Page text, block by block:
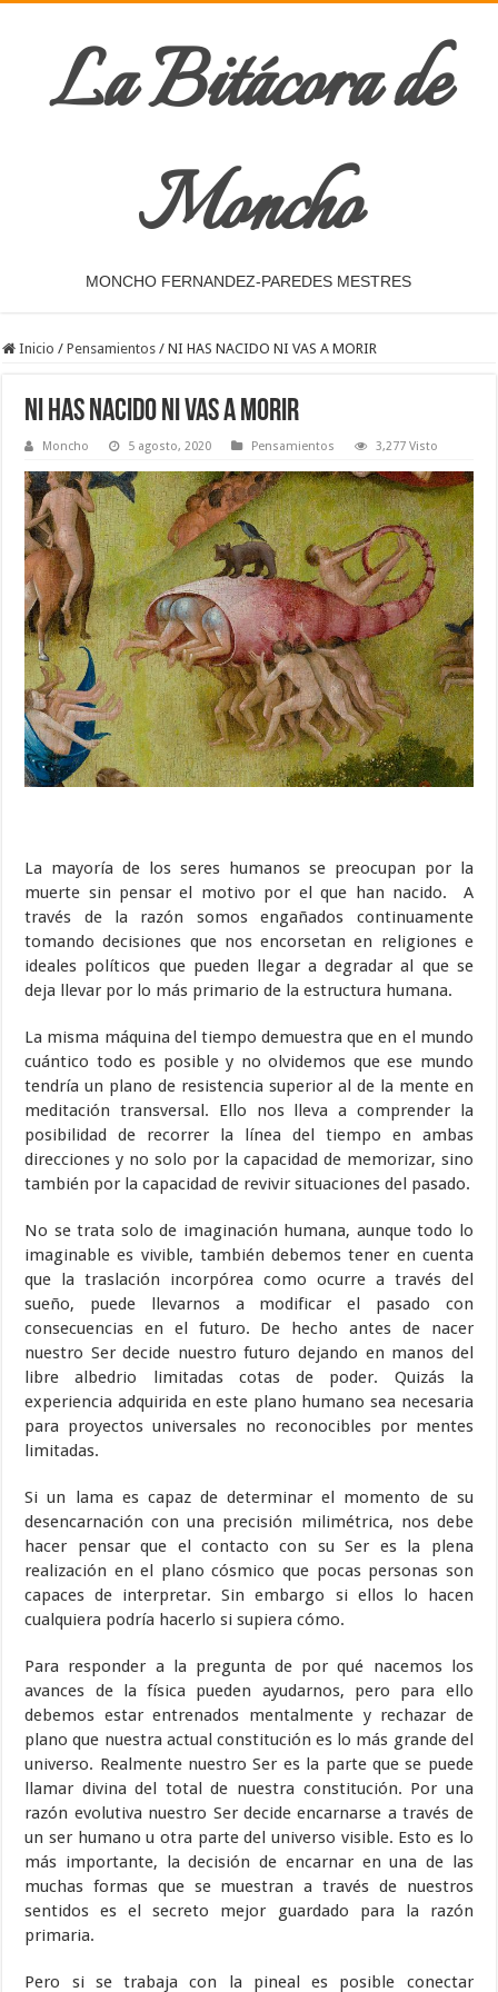
La Bitácora de
Moncho
MONCHO FERNANDEZ-PAREDES MESTRES
Inicio / Pensamientos / NI HAS NACIDO NI VAS A MORIR
NI HAS NACIDO NI VAS A MORIR
Moncho 5 agosto, 2020 Pensamientos 3,277 Visto
La mayoría de los seres humanos se preocupan por la
muerte sin pensar el motivo por el que han nacido. A
través de la razón somos engañados continuamente
tomando decisiones que nos encorsetan en religiones e
ideales políticos que pueden llegar a degradar al que se
deja llevar por lo más primario de la estructura humana.
La misma máquina del tiempo demuestra que en el mundo
cuántico todo es posible y no olvidemos que ese mundo
tendría un plano de resistencia superior al de la mente en
meditación transversal. Ello nos lleva a comprender la
posibilidad de recorrer la línea del tiempo en ambas
direcciones y no solo por la capacidad de memorizar, sino
también por la capacidad de revivir situaciones del pasado.
No se trata solo de imaginación humana, aunque todo lo
imaginable es vivible, también debemos tener en cuenta
que la traslación incorpórea como ocurre a través del
sueño, puede llevarnos a modificar el pasado con
consecuencias en el futuro. De hecho antes de nacer
nuestro Ser decide nuestro futuro dejando en manos del
libre albedrio limitadas cotas de poder. Quizás la
experiencia adquirida en este plano humano sea necesaria
para proyectos universales no reconocibles por mentes
limitadas.
Si un lama es capaz de determinar el momento de su
desencarnación con una precisión milimétrica, nos debe
hacer pensar que el contacto con su Ser es la plena
realización en el plano cósmico que pocas personas son
capaces de interpretar. Sin embargo si ellos lo hacen
cualquiera podría hacerlo si supiera cómo.
Para responder a la pregunta de por qué nacemos los
avances de la física pueden ayudarnos, pero para ello
debemos estar entrenados mentalmente y rechazar de
plano que nuestra actual constitución es lo más grande del
universo. Realmente nuestro Ser es la parte que se puede
llamar divina del total de nuestra constitución. Por una
razón evolutiva nuestro Ser decide encarnarse a través de
un ser humano u otra parte del universo visible. Esto es lo
más importante, la decisión de encarnar en una de las
muchas formas que se muestran a través de nuestros
sentidos es el secreto mejor guardado para la razón
primaria.
Pero si se trabaja con la pineal es posible conectar